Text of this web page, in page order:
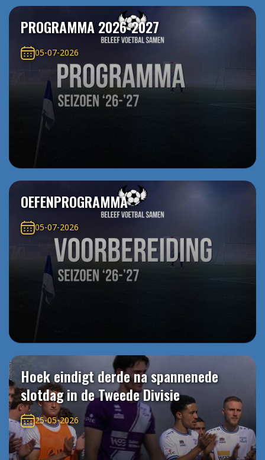
PROGRAMMA 2026-2027
05-07-2026
OEFENPROGRAMMA
05-07-2026
Hoek eindigt derde na spannenede
slotdag in de Tweede Divisie
25-05-2026